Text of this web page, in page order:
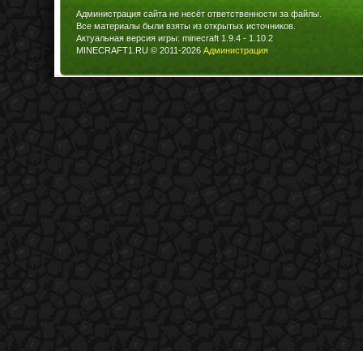
Администрация сайта не несёт ответственности за файлы.
Все материалы были взяты из открытых источников.
Актуальная версия игры: minecraft 1.9.4 - 1.10.2
MINECRAFT1.RU © 2011-2026 Администрация